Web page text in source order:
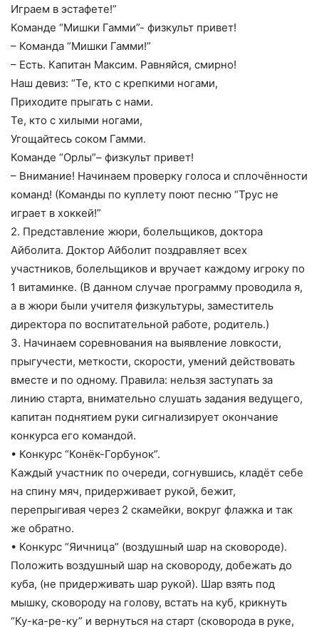
Играем в эстафете!”
Команде “Мишки Гамми”- физкульт привет!
– Команда “Мишки Гамми!”
– Есть. Капитан Максим. Равняйся, смирно!
Наш девиз: “Те, кто с крепкими ногами,
Приходите прыгать с нами.
Те, кто с хилыми ногами,
Угощайтесь соком Гамми.
Команде “Орлы”– физкульт привет!
– Внимание! Начинаем проверку голоса и сплочённости
команд! (Команды по куплету поют песню “Трус не
играет в хоккей!”
2. Представление жюри, болельщиков, доктора
Айболита. Доктор Айболит поздравляет всех
участников, болельщиков и вручает каждому игроку по
1 витаминке. (В данном случае программу проводила я,
а в жюри были учителя физкультуры, заместитель
директора по воспитательной работе, родитель.)
3. Начинаем соревнования на выявление ловкости,
прыгучести, меткости, скорости, умений действовать
вместе и по одному. Правила: нельзя заступать за
линию старта, внимательно слушать задания ведущего,
капитан поднятием руки сигнализирует окончание
конкурса его командой.
• Конкурс “Конёк-Горбунок”.
Каждый участник по очереди, согнувшись, кладёт себе
на спину мяч, придерживает рукой, бежит,
перепрыгивая через 2 скамейки, вокруг флажка и так
же обратно.
• Конкурс “Яичница” (воздушный шар на сковороде).
Положить воздушный шар на сковороду, добежать до
куба, (не придерживать шар рукой). Шар взять под
мышку, сковороду на голову, встать на куб, крикнуть
“Ку-ка-ре-ку” и вернуться на старт (сковорода в руке,